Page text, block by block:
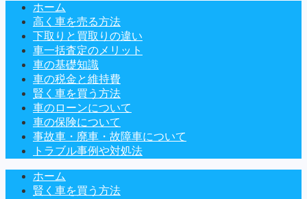
ホーム
高く車を売る方法
下取りと買取りの違い
車一括査定のメリット
車の基礎知識
車の税金と維持費
賢く車を買う方法
車のローンについて
車の保険について
事故車・廃車・故障車について
トラブル事例や対処法
ホーム
賢く車を買う方法